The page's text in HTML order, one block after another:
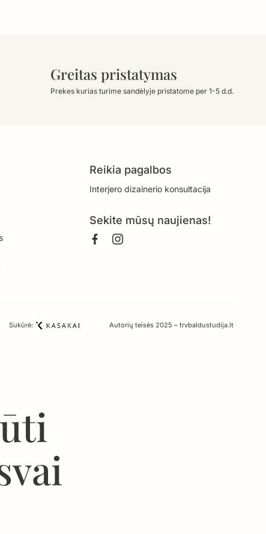
Greitas pristatymas
Prekes kurias turime sandėlyje pristatome per 1-5 d.d.
Reikia pagalbos
Interjero dizainerio konsultacija
Sekite mūsų naujienas!
Sukūrė: Autorių teisės 2025 – trvbaldustudija.lt